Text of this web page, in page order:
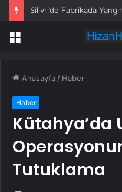
Silivri’de Fabrikada
Menü
Anasayfa / Haber
Haber
Kütahya’da
Tutuklama